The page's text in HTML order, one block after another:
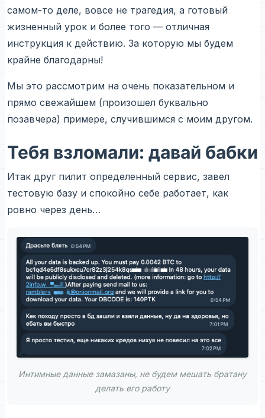
самом-то деле, вовсе не трагедия, а готовый
жизненный урок и более того — отличная
инструкция к действию. За которую мы будем
крайне благодарны!
Мы это рассмотрим на очень показательном и
прямо свежайшем (произошел буквально
позавчера) примере, случившимся с моим другом.
Тебя взломали: давай бабки
Итак друг пилит определенный сервис, завел
тестовую базу и спокойно себе работает, как
ровно через день…
Интимные данные замазаны, не будем мешать братану
делать его работу